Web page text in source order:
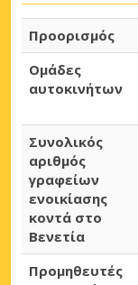
Προορισμός
Ομάδες
αυτοκινήτων
Συνολικός
αριθμός
γραφείων
ενοικίασης
κοντά στο
Βενετία
Προμηθευτές